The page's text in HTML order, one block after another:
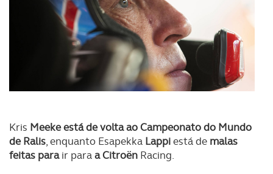
Kris Meeke está de volta ao Campeonato do Mundo
de Ralis, enquanto Esapekka Lappiestá de malas
feitas parair paraa Citroën Racing.